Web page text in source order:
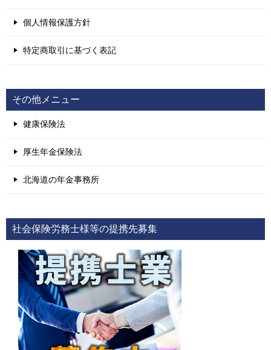
個人情報保護方針
特定商取引に基づく表記
その他メニュー
健康保険法
厚生年金保険法
北海道の年金事務所
社会保険労務士様等の提携先募集